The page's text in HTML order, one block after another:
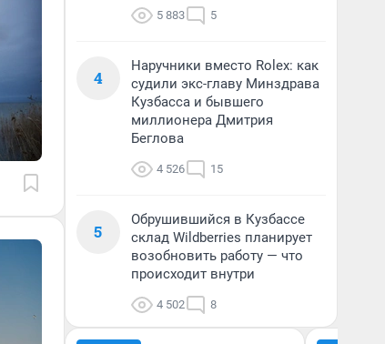
5 883 5
4
Наручники вместо Rolex: как
судили экс-главу Минздрава
Кузбасса и бывшего
миллионера Дмитрия
Беглова
4 526 15
5
Обрушившийся в Кузбассе
склад Wildberries планирует
возобновить работу — что
происходит внутри
4 502 8